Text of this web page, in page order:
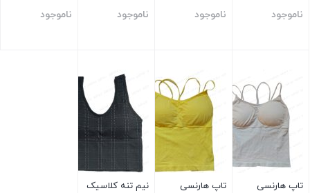
ناموجود ناموجود ناموجود ناموجود
تاپ هارنسی
تاپ هارنسی
نیم تنه کلاسیک